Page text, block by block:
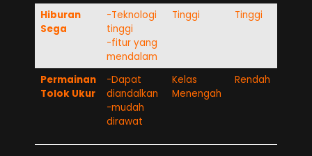
Hiburan
Sega
-Teknologi
tinggi
-fitur yang
mendalam
Tinggi Tinggi
Permainan
Tolok Ukur
-Dapat
diandalkan
-mudah
dirawat
Kelas
Menengah
Rendah